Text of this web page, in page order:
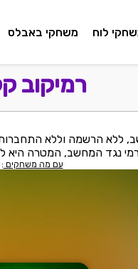
לוח משחקי באבלס
רמיקוב
ללא הרשמה וללא
היא לעשות רצף של 3 או יותר קוביות
עם מה משחקים